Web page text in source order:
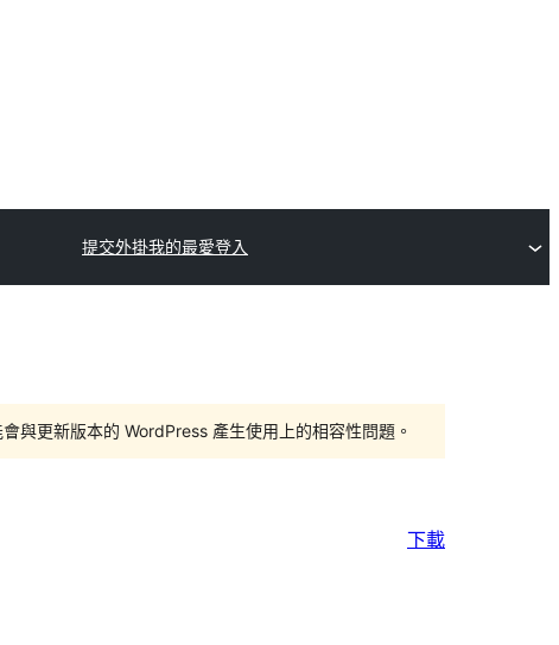
提交外掛我的最愛登入
與更新版本的 WordPress 產生使用上的相容性問題。
下載